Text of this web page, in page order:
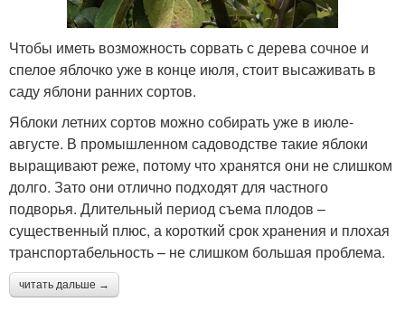
Чтобы иметь возможность сорвать с дерева сочное и
спелое яблочко уже в конце июля, стоит высаживать в
саду яблони ранних сортов.
Яблоки летних сортов можно собирать уже в июле-
августе. В промышленном садоводстве такие яблоки
выращивают реже, потому что хранятся они не слишком
долго. Зато они отлично подходят для частного
подворья. Длительный период съема плодов –
существенный плюс, а короткий срок хранения и плохая
транспортабельность – не слишком большая проблема.
читать дальше →